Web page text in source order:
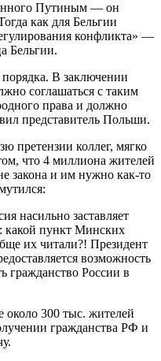
Путиным — он
как для Бельгии
конфликта» —
Бельгии.
В заключении
соглашаться с таким
права и должно
представитель Польши.
претензии коллег, мягко
что 4 миллиона жителей
закона и им нужно как-то
насильно заставляет
какой пункт Минских
их читали?! Президент
возможность
России в
300 тыс. жителей
гражданства РФ и